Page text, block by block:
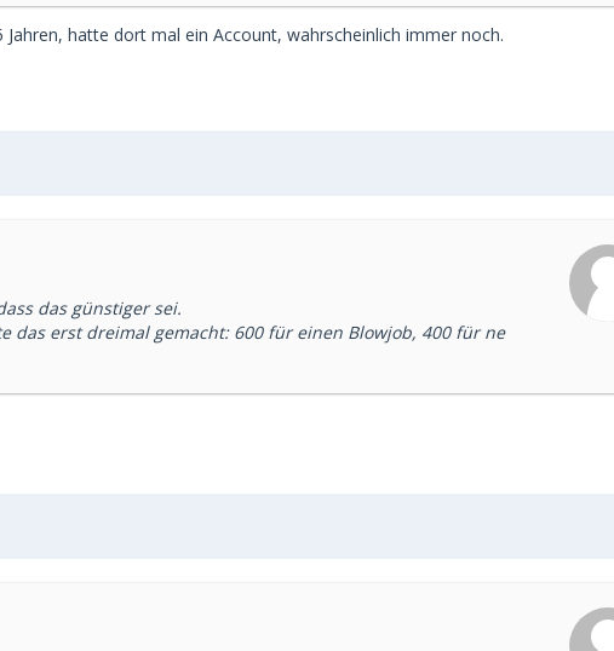
hatte dort mal ein Account, wahrscheinlich immer noch.
das günstiger sei.
das erst dreimal gemacht: 600 für einen Blowjob, 400 für ne